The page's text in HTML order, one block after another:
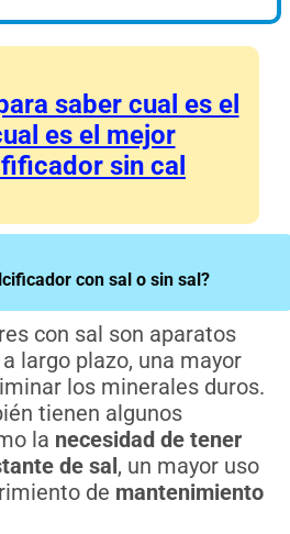
saber cual es el
es el mejor
sin cal
con sal o sin sal?
con sal son aparatos
largo plazo, una mayor
los minerales duros.
tienen algunos
la necesidad de tener
de sal, un mayor uso
de mantenimiento